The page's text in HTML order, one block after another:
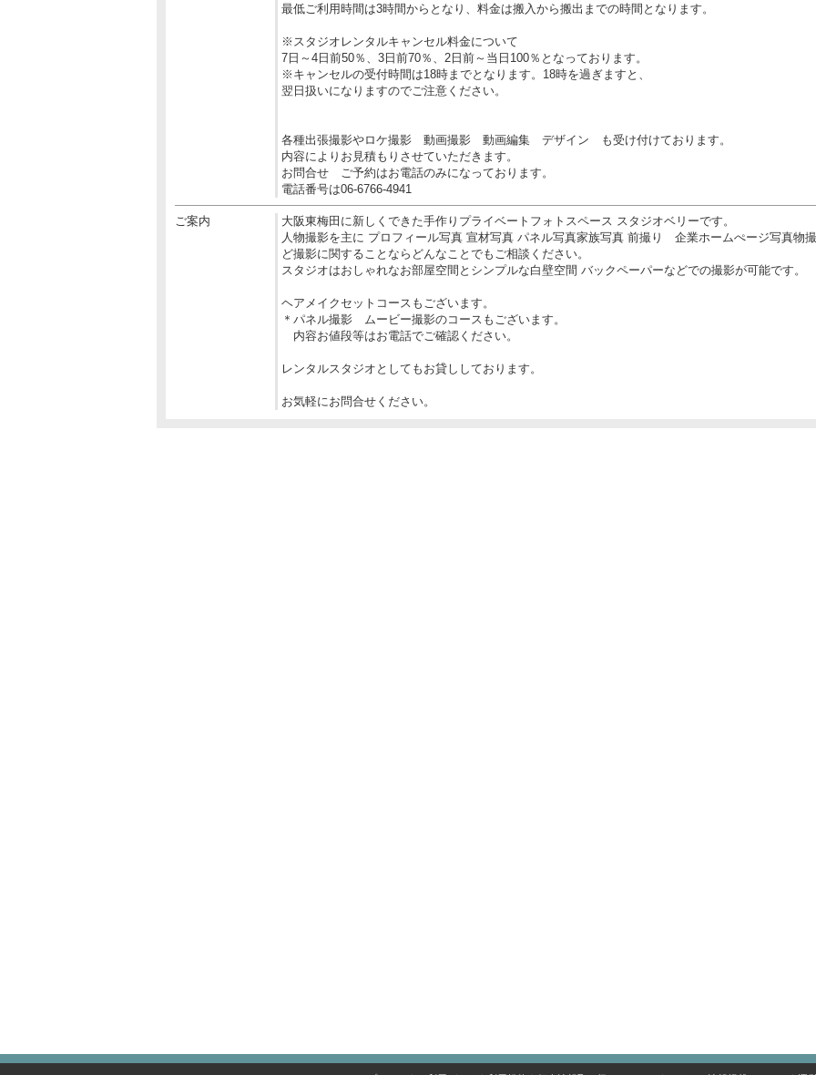
最低ご利用時間は3時間からとなり、料金は搬入から搬出までの時間となります。
※スタジオレンタルキャンセル料金について
7日～4日前50％、3日前70％、2日前～当日100％となっております。
※キャンセルの受付時間は18時までとなります。18時を過ぎますと、
翌日扱いになりますのでご注意ください。
各種出張撮影やロケ撮影 動画撮影 動画編集 デザイン も受け付けております。
内容によりお見積もりさせていただきます。
お問合せ ご予約はお電話のみになっております。
電話番号は06-6766-4941
ご案内
大阪東梅田に新しくできた手作りプライベートフォトスペース スタジオベリーです。
人物撮影を主に プロフィール写真 宣材写真 パネル写真家族写真 前撮り 企業ホームぺージ写真物
ど撮影に関することならどんなことでもご相談ください。
スタジオはおしゃれなお部屋空間とシンプルな白壁空間 バックペーパーなどでの撮影が可能です。
ヘアメイクセットコースもございます。
＊パネル撮影 ムービー撮影のコースもございます。
内容お値段等はお電話でご確認ください。
レンタルスタジオとしてもお貸ししております。
お気軽にお問合せください。